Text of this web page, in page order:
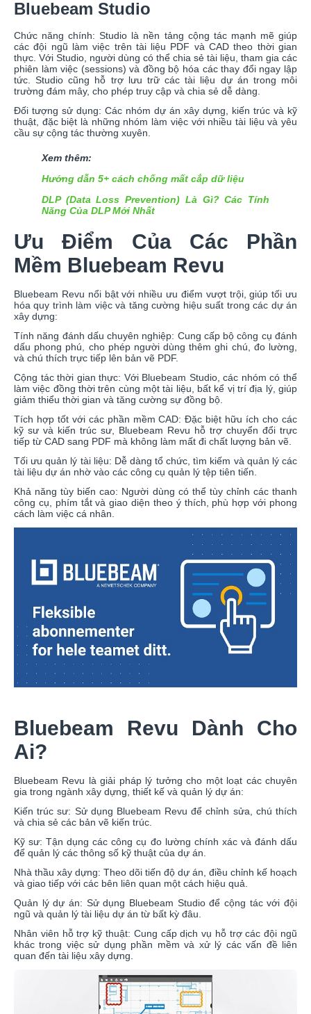
Bluebeam Studio
Chức năng chính: Studio là nền tảng cộng tác mạnh mẽ giúp
các đội ngũ làm việc trên tài liệu PDF và CAD theo thời gian
thực. Với Studio, người dùng có thể chia sẻ tài liệu, tham gia các
phiên làm việc (sessions) và đồng bộ hóa các thay đổi ngay lập
tức. Studio cũng hỗ trợ lưu trữ các tài liệu dự án trong môi
trường đám mây, cho phép truy cập và chia sẻ dễ dàng.
Đối tượng sử dụng: Các nhóm dự án xây dựng, kiến trúc và kỹ
thuật, đặc biệt là những nhóm làm việc với nhiều tài liệu và yêu
cầu sự cộng tác thường xuyên.
Xem thêm:
Hướng dẫn 5+ cách chống mất cắp dữ liệu
DLP (Data Loss Prevention) Là Gì? Các Tính
Năng Của DLP Mới Nhất
Ưu Điểm Của Các Phần
Mềm Bluebeam Revu
Bluebeam Revu nổi bật với nhiều ưu điểm vượt trội, giúp tối ưu
hóa quy trình làm việc và tăng cường hiệu suất trong các dự án
xây dựng:
Tính năng đánh dấu chuyên nghiệp: Cung cấp bộ công cụ đánh
dấu phong phú, cho phép người dùng thêm ghi chú, đo lường,
và chú thích trực tiếp lên bản vẽ PDF.
Cộng tác thời gian thực: Với Bluebeam Studio, các nhóm có thể
làm việc đồng thời trên cùng một tài liệu, bất kể vị trí địa lý, giúp
giảm thiểu thời gian và tăng cường sự đồng bộ.
Tích hợp tốt với các phần mềm CAD: Đặc biệt hữu ích cho các
kỹ sư và kiến trúc sư, Bluebeam Revu hỗ trợ chuyển đổi trực
tiếp từ CAD sang PDF mà không làm mất đi chất lượng bản vẽ.
Tối ưu quản lý tài liệu: Dễ dàng tổ chức, tìm kiếm và quản lý các
tài liệu dự án nhờ vào các công cụ quản lý tệp tiên tiến.
Khả năng tùy biến cao: Người dùng có thể tùy chỉnh các thanh
công cụ, phím tắt và giao diện theo ý thích, phù hợp với phong
cách làm việc cá nhân.
Bluebeam Revu Dành Cho
Ai?
Bluebeam Revu là giải pháp lý tưởng cho một loạt các chuyên
gia trong ngành xây dựng, thiết kế và quản lý dự án:
Kiến trúc sư: Sử dụng Bluebeam Revu để chỉnh sửa, chú thích
và chia sẻ các bản vẽ kiến trúc.
Kỹ sư: Tận dụng các công cụ đo lường chính xác và đánh dấu
để quản lý các thông số kỹ thuật của dự án.
Nhà thầu xây dựng: Theo dõi tiến độ dự án, điều chỉnh kế hoạch
và giao tiếp với các bên liên quan một cách hiệu quả.
Quản lý dự án: Sử dụng Bluebeam Studio để cộng tác với đội
ngũ và quản lý tài liệu dự án từ bất kỳ đâu.
Nhân viên hỗ trợ kỹ thuật: Cung cấp dịch vụ hỗ trợ các đội ngũ
khác trong việc sử dụng phần mềm và xử lý các vấn đề liên
quan đến tài liệu xây dựng.